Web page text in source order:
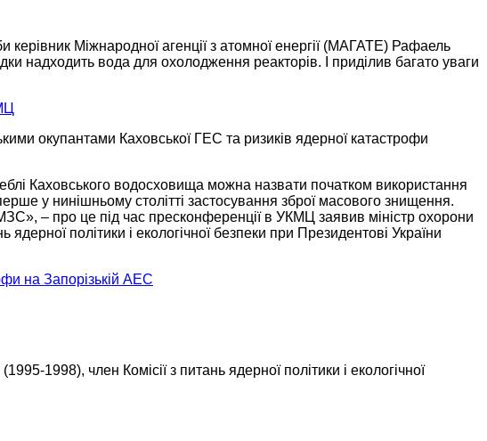
керівник Міжнародної агенції з атомної енергії (МАГАТЕ) Рафаель
надходить вода для охолодження реакторів. І приділив багато уваги
окупантами Каховської ГЕС та ризиків ядерноїкатастрофи
Каховського водосховища можна назвати початком використання
у нинішньому столітті застосування зброї масового знищення.
– про це під час пресконференції в УКМЦ заявив міністр охорони
політики і екологічної безпеки при Президентові України
на Запорізькій АЕС
1998), член Комісії з питань ядерної політики і екологічної